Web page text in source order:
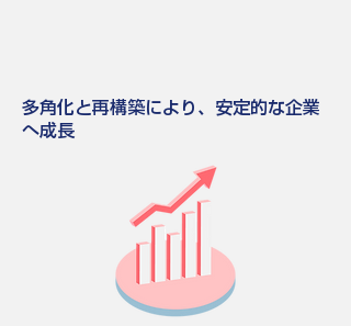
多角化と再構築により、安定的な企業
へ成長